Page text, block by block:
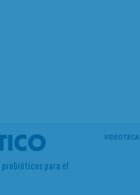
para el
VIDEOTECA